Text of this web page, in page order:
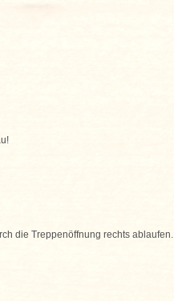
die Treppenöffnung rechts ablaufen.